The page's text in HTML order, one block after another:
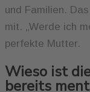
und Familien.
mit. „Werde ich
perfekte Mutter.
Wieso ist
bereits